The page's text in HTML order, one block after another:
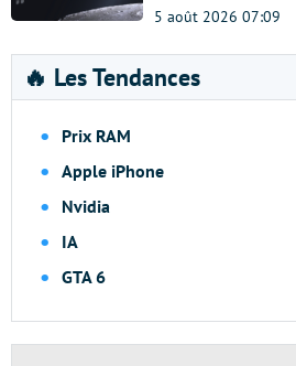
5 août 2026 07:09
🔥 Les Tendances
Prix RAM
Apple iPhone
Nvidia
IA
GTA 6